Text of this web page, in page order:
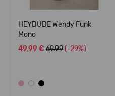
HEYDUDE Wendy Funk
Mono
49,99 € 69.99 (-29%)